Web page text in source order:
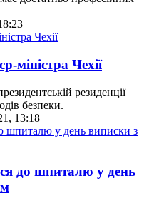
міністра Чехії
резиденції
безпеки.
13:18
до шпиталю у день